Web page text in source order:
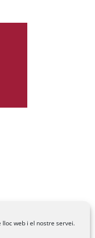
web i el nostre servei.